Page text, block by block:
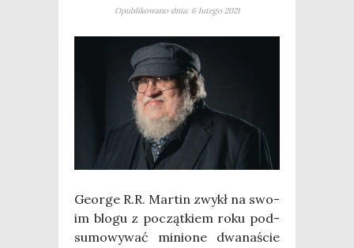
Opublikowano dnia: 6 lutego 2021
Geo­r­ge R.R. Mar­tin zwykł na swo­
im blo­gu z począt­kiem roku pod­
su­mo­wy­wać minio­ne dwa­na­ście